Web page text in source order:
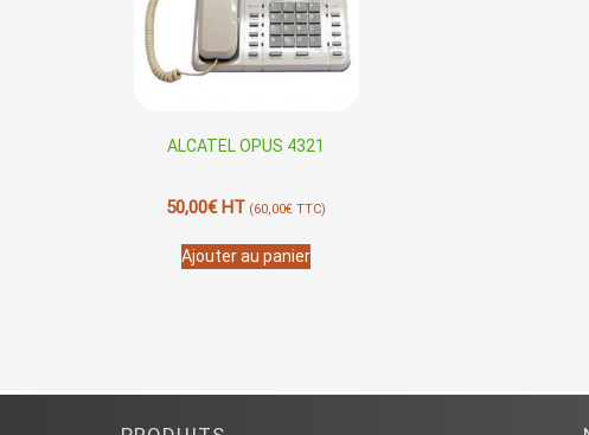
ALCATEL OPUS 4321
50,00€HT (60,00€ TTC)
Ajouter au panier